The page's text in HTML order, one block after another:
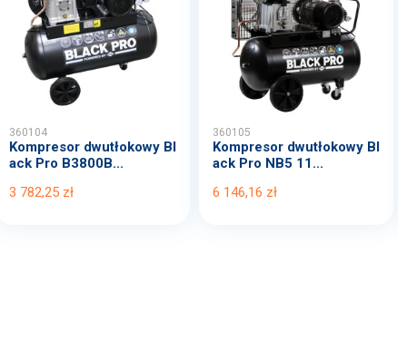
360104
Kompresor dwutłokowy Bl
ack Pro B3800B...
3 782,25 zł
360105
Kompresor dwutłokowy Bl
ack Pro NB5 11...
6 146,16 zł